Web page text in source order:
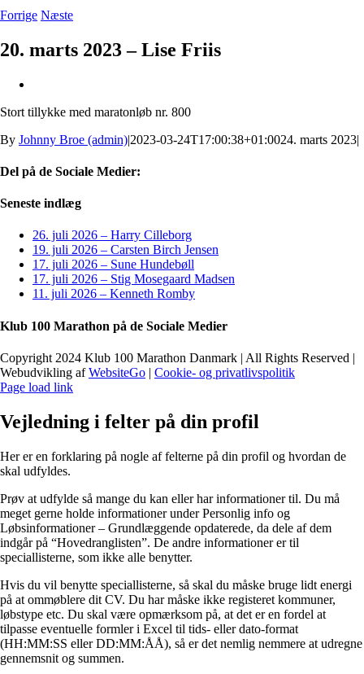
Forrige Næste
20. marts 2023 – Lise Friis
billede
Stort tillykke med maratonløb nr. 800
By Johnny Broe (admin)|2023-03-24T17:00:38+01:0024. marts 2023|
Del på de Sociale Medier:
Facebook
X
LinkedIn
Pinterest
E-
Seneste indlæg
26. juli 2026 – Harry Cilleborg
19. juli 2026 – Carsten Birch Jensen
17. juli 2026 – Sune Hundebøll
17. juli 2026 – Stig Mosegaard Madsen
11. juli 2026 – Kenneth Romby
Klub 100 Marathon på de Sociale Medier
Copyright 2024 Klub 100 Marathon Danmark | All Rights Reserved |
Webudvikling afWebsiteGo | Cookie- og privatlivspolitik
Page load link
Vejledning i felter på din profil
Her er en forklaring på nogle af felterne på din profil og hvordan de
skal udfyldes.
Prøv at udfylde så mange du kan eller har informationer til. Du må
meget gerne holde informationer under Personlig info og
Løbsinformationer – Grundlæggende opdaterede, da dele af dem
indgår på “Hovedranglisten”. De andre informationer er til
speciallisterne, som ikke alle benytter.
Hvis du vil benytte speciallisterne, så skal du måske bruge lidt energi
på at ommøblere dit CV. Du har måske ikke registeret kommuner,
løbstype etc. Du skal være opmærksom på, at det er en fordel at
tilpasse eventuelle formler i Excel til tids- eller dato-format
(HH:MM:SS eller DD:MM:ÅÅ), så er det nemlig nemmere at udregne
gennemsnit og summen.